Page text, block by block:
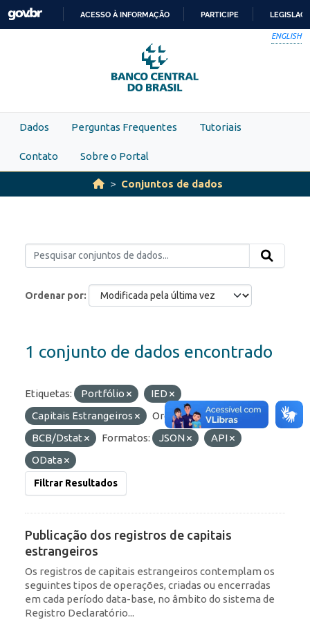
Skip to main content
PARA
O
CONTEÚDO
ACESSO À INFORMAÇÃO PARTICIPE
ENGLISH
Dados Perguntas Frequentes Tutoriais
Contato Sobre o Portal
Conjuntos de dados
Ordenar por
1 conjunto de dados encontrado
Etiquetas: Portfólio
IED
Capitais Estrangeiros
Organizações:
BCB/Dstat
Formatos: JSON
API
OData
Filtrar Resultados
Publicação dos registros de capitais
estrangeiros
Os registros de capitais estrangeiros contemplam os
seguintes tipos de operações, criadas ou encerradas
em cada período data-base, no âmbito do sistema de
Registro Declaratório...